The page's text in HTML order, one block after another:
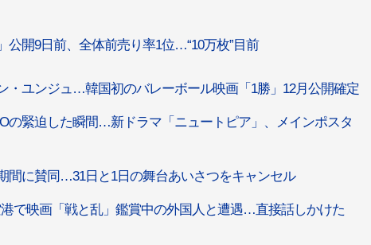
公開9日前、全体前売り率1位…“10万枚”目前
・ユンジュ…韓国初のバレーボール映画「1勝」12月公開確定
の緊迫した瞬間…新ドラマ「ニュートピア」、メインポスタ
間に賛同…31日と1日の舞台あいさつをキャンセル
で映画「戦と乱」鑑賞中の外国人と遭遇…直接話しかけた